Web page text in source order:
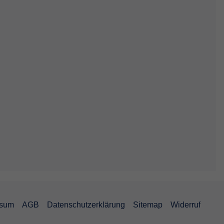
AGB Datenschutzerklärung Sitemap Widerruf